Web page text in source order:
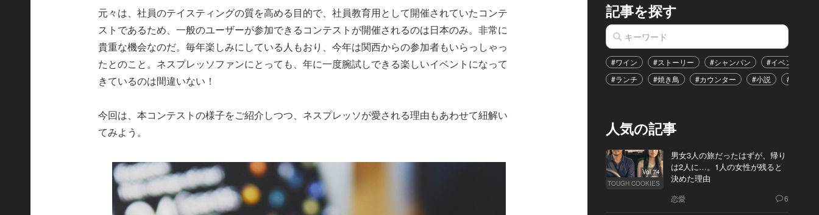
元々は、社員のテイスティングの質を高める目的で、社員教育用として開催されていたコンテ
ストであるため、一般のユーザーが参加できるコンテストが開催されるのは日本のみ。非常に
貴重な機会なのだ。毎年楽しみにしている人もおり、今年は関西からの参加者もいらっしゃっ
たとのこと。ネスプレッソファンにとっても、年に一度腕試しできる楽しいイベントになって
きているのは間違いない！
今回は、本コンテストの様子をご紹介しつつ、ネスプレッソが愛される理由もあわせて紐解い
てみよう。
記事を探す
#ワイン #ストーリー #シャンパン #イベント
#ランチ
#焼き鳥 #カウンター #小説 #恋愛
人気の記事
Vol.74
TOUGH COOKIES
男女3人の旅だったはずが、帰り
は2人に…。1人の女性が残ると
決めた理由
恋愛 6